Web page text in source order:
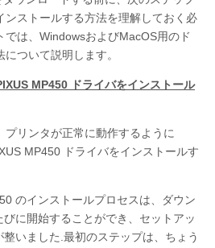
ンストールする方法を理解しておく必
は、WindowsおよびMacOS用のド
ついて説明します。
MP450 ドライバをインストール
プリンタが正常に動作するように
MP450 ドライバをインストールす
のインストールプロセスは、ダウン
びに開始することができ、セットアッ
いました.最初のステップは、ちょう